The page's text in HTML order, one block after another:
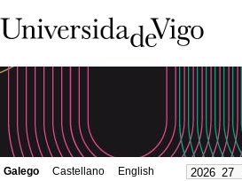
Galego Castellano English